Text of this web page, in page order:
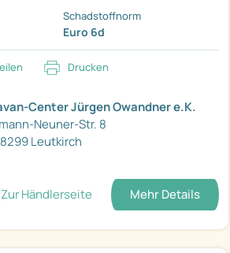
Schadstoffnorm
Euro 6d
Drucken
Center Jürgen Owandner e.K.
Neuner-Str. 8
Leutkirch
Zur Händlerseite Mehr Details